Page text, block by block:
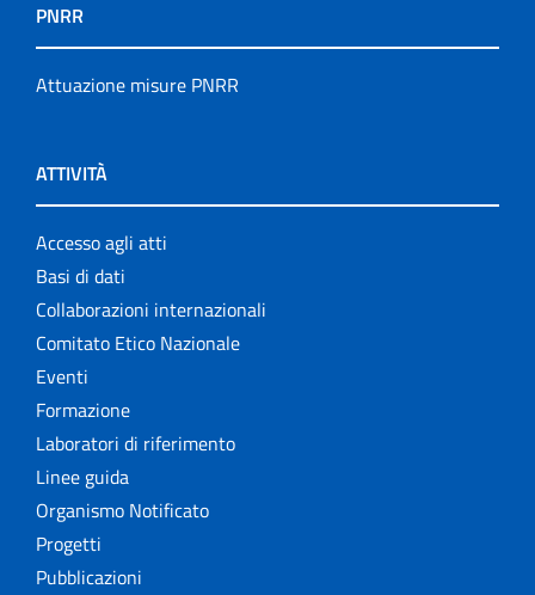
PNRR
Attuazione misure PNRR
ATTIVITÀ
Accesso agli atti
Basi di dati
Collaborazioni internazionali
Comitato Etico Nazionale
Eventi
Formazione
Laboratori di riferimento
Linee guida
Organismo Notificato
Progetti
Pubblicazioni